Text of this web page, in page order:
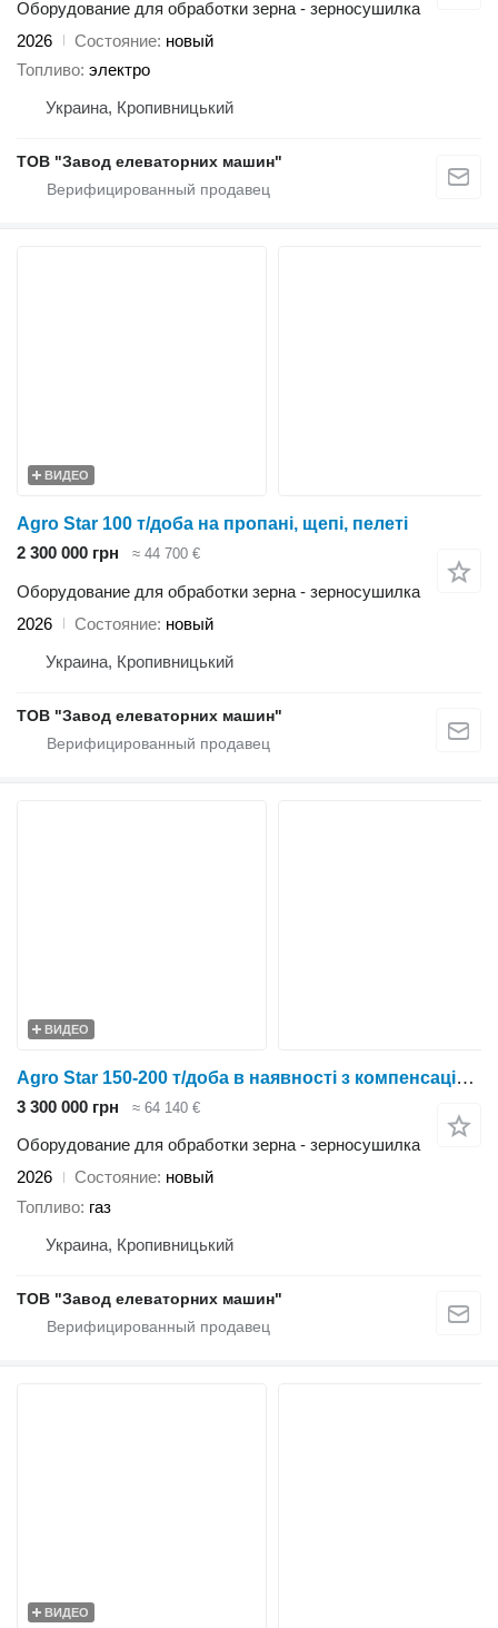
Оборудование для обработки зерна - зерносушилка
2026
Состояние новый
Топливо электро
Украина, Кропивницький
ТОВ "Завод елеваторних машин"
ВИДЕО
Agro Star 100 т/доба на пропані, щепі, пелеті
2 300 000 грн
≈ 44 700 €
Оборудование для обработки зерна - зерносушилка
2026
Состояние новый
Украина, Кропивницький
ТОВ "Завод елеваторних машин"
ВИДЕО
Agro Star 150-200 т/доба в наявності з компенсацією 25%
3 300 000 грн ≈ 64 140 €
Оборудование для обработки зерна - зерносушилка
2026
Состояние новый
Топливо газ
Украина, Кропивницький
ТОВ "Завод елеваторних машин"
ВИДЕО